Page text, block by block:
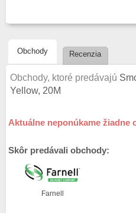
Obchody Recenzia
Obchody, ktoré predávajú
Yellow, 20M
Aktuálne neponúkame žiadne
Skôr predávali obchody:
Farnell